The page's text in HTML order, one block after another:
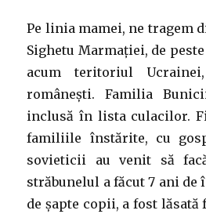
Pe linia mamei, ne tragem
Sighetu Marmației, de
acum teritoriul
românești. Familia
inclusă în lista culacilor.
familiile înstărite, cu
sovieticii au venit să
străbunelul a făcut 7 ani de
de șapte copii, a fost